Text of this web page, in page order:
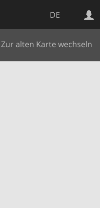
DE
Zur alten Karte wechseln